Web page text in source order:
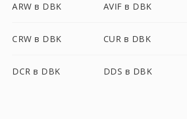
ARW в DBK AVIF в DBK
CRW в DBK CUR в DBK
DCR в DBK DDS в DBK